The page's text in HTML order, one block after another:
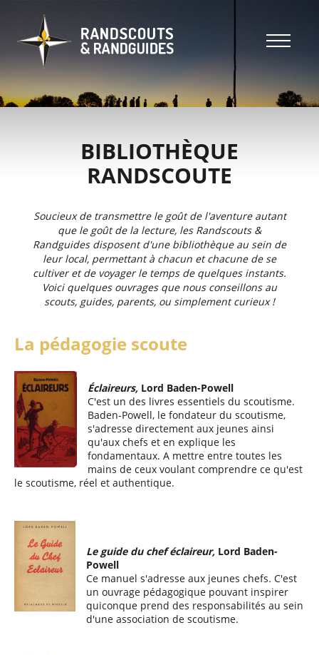
contenu
principal
Header
Main
navigation
Header
BIBLIOTHÈQUE
RANDSCOUTE
Soucieux de transmettre le goût de l'aventure autant
que le goût de la lecture, les Randscouts &
Randguides disposent d'une bibliothèque au sein de
leur local, permettant à chacun et chacune de se
cultiver et de voyager le temps de quelques instants.
Voici quelques ouvrages que nous conseillons au
scouts, guides, parents, ou simplement curieux !
La pédagogie scoute
Éclaireurs, Lord Baden-Powell
C'est un des livres essentiels du scoutisme.
Baden-Powell, le fondateur du scoutisme,
s'adresse directement aux jeunes ainsi
qu'aux chefs et en explique les
fondamentaux. A mettre entre toutes les
mains de ceux voulant comprendre ce qu'est
le scoutisme, réel et authentique.
Le guide du chef éclaireur, Lord Baden-
Powell
Ce manuel s'adresse aux jeunes chefs. C'est
un ouvrage pédagogique pouvant inspirer
quiconque prend des responsabilités au sein
d'une association de scoutisme.